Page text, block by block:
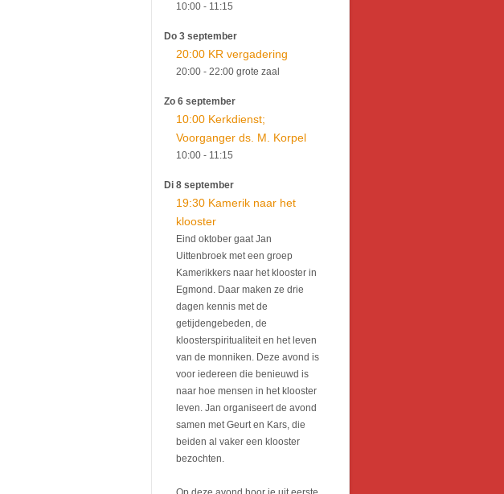
10:00 - 11:15
Do 3 september
20:00 KR vergadering
20:00 - 22:00grote zaal
Zo 6 september
10:00 Kerkdienst;
Voorganger ds. M. Korpel
10:00 - 11:15
Di 8 september
19:30 Kamerik naar het
klooster
Eind oktober gaat Jan
Uittenbroek met een groep
Kamerikkers naar het klooster in
Egmond. Daar maken ze drie
dagen kennis met de
getijdengebeden, de
kloosterspiritualiteit en het leven
van de monniken. Deze avond is
voor iedereen die benieuwd is
naar hoe mensen in het klooster
leven. Jan organiseert de avond
samen met Geurt en Kars, die
beiden al vaker een klooster
bezochten.